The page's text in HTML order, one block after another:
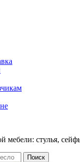
мебели: стулья,